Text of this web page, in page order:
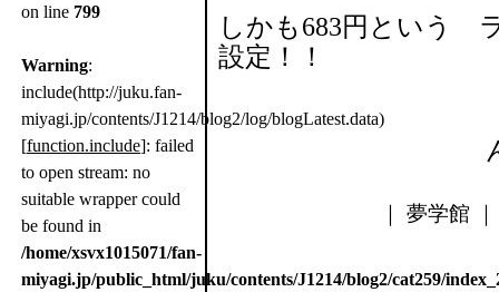
しかも683円という
設定！！
ん 代は
｜ 夢学館
on line 799
Warning:
include(http://juku.fan-
miyagi.jp/contents/J1214/blog2/log/blogLatest.data)
[function.include]: failed
to open stream: no
suitable wrapper could
be found in
/home/xsvx1015071/fan-
miyagi.jp/public_html/juku/contents/J1214/blog2/cat259/